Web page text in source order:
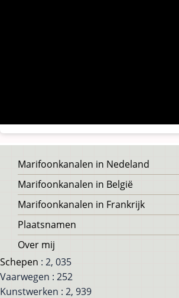
Voet
Marifoonkanalen in Nedeland
Marifoonkanalen in België
Marifoonkanalen in Frankrijk
Plaatsnamen
Over mij
Schepen : 2, 035
Vaarwegen : 252
Kunstwerken : 2, 939